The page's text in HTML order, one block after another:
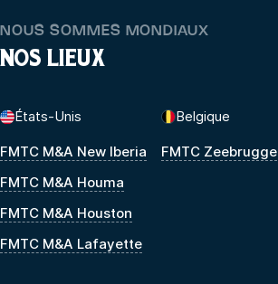
NOUS SOMMES MONDIAUX
NOS LIEUX
États-Unis
FMTC M&A New Iberia
FMTC M&A Houma
FMTC M&A Houston
FMTC M&A Lafayette
Belgique
FMTC Zeebrugge